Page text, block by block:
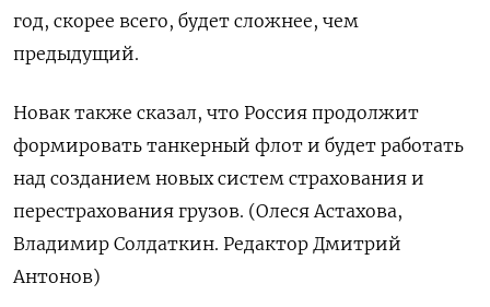
год, скорее всего, будет сложнее, чем
предыдущий.
Новак также сказал, что Россия продолжит
формировать танкерный флот и будет работать
над созданием новых систем страхования и
перестрахования грузов. (Олеся Астахова,
Владимир Солдаткин. Редактор Дмитрий
Антонов)